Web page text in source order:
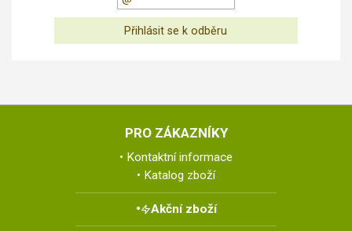
PRO ZÁKAZNÍKY
Kontaktní informace
Katalog zboží
Akční zboží